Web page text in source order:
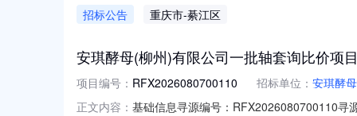
结，破产状态。最近三年内没有骗取中标
招标公告 重庆市-綦江区
安琪酵母(柳州)有限公司一批轴套询比价项
项目编号： RFX2026080700110 招标单位： 安琪酵
正文内容： 基础信息寻源编号：RFX2026080700110寻